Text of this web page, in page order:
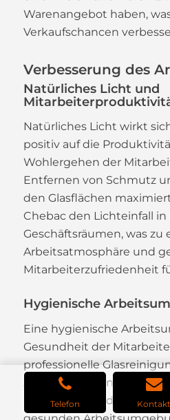
Warenangebot haben,
Verkaufschancen
Verbesserung des
Natürliches Licht und
Natürliches Licht wirkt
positiv auf die
Wohlergehen der
Entfernen von Schmutz
den Glasflächen
Chebac den Lichteinfall in
Geschäftsräumen, was zu
Arbeitsatmosphäre und
Mitarbeiterzufriedenheit
Hygienische
Eine hygienische
Gesundheit der
professionelle
Ansammlungen von
minimieren und trägt zu
Telefon Kontakt